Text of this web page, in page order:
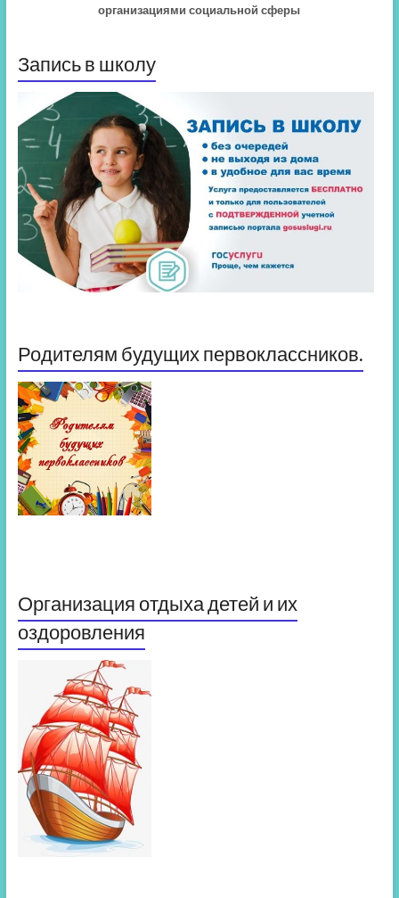
организациями социальной сферы
Запись в школу
Родителям будущих первоклассников.
Организация отдыха детей и их
оздоровления